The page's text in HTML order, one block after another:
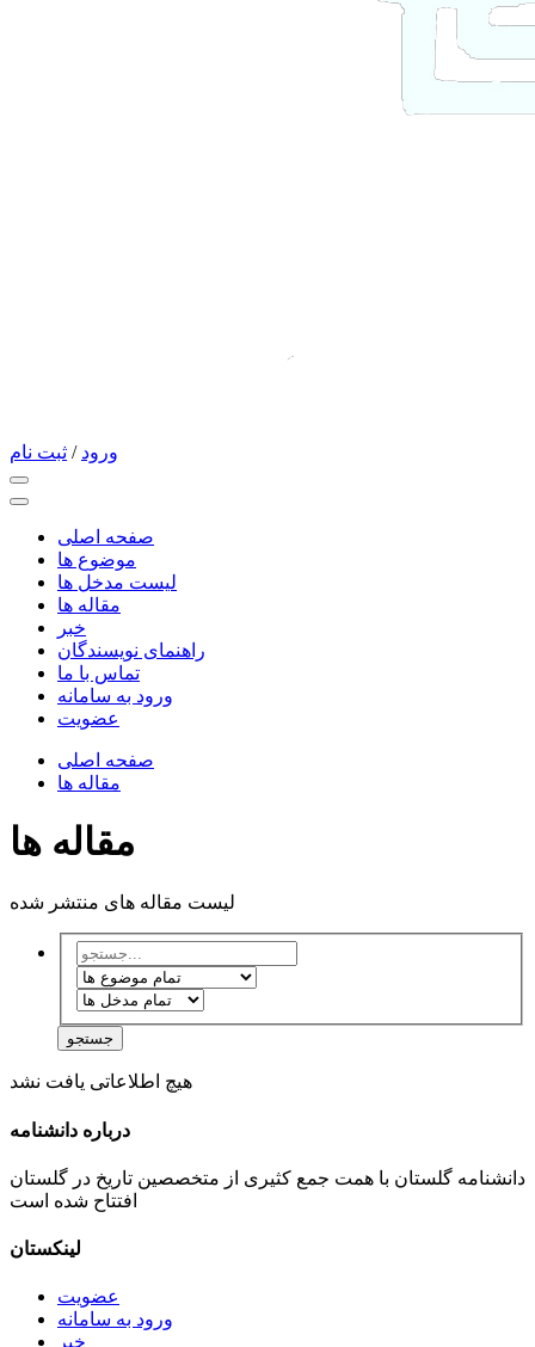
ورود / ثبت نام
صفحه اصلی
موضوع ها
لیست مدخل ها
مقاله ها
خبر
راهنمای نویسندگان
تماس با ما
ورود به سامانه
عضویت
صفحه اصلی
مقاله ها
مقاله ها
لیست مقاله های منتشر شده
جستجو
هیچ اطلاعاتی یافت نشد
درباره دانشنامه
دانشنامه گلستان با همت جمع کثیری از متخصصین تاریخ در گلستان
افتتاح شده است
لینکستان
عضویت
ورود به سامانه
خبر